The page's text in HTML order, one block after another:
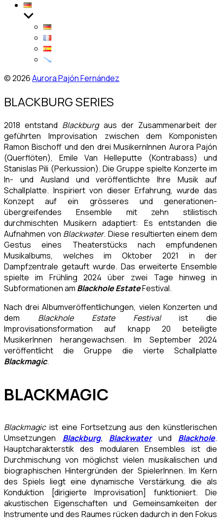
Untermenü
anzeigen
© 2026Aurora Pajón Fernández
BLACKBURG SERIES
2018 entstand Blackburgaus der Zusammenarbeit der
geführten Improvisation zwischen dem Komponisten
Ramon Bischoff und den drei MusikernInnen Aurora Pajón
(Querflöten), Emile Van Helleputte (Kontrabass) und
Stanislas Pili (Perkussion). Die Gruppe spielte Konzerte im
In- und Ausland und veröffentlichte Ihre Musik auf
Schallplatte. Inspiriert von dieser Erfahrung, wurde das
Konzept auf ein grösseres und generationen-
übergreifendes Ensemble mit zehn stilistisch
durchmischten Musikern adaptiert: Es entstanden die
Aufnahmen von Blackwater. Diese resultierten einem dem
Gestus eines Theaterstücks nach empfundenen
Musikalbums, welches im Oktober 2021 in der
Dampfzentrale getauft wurde. Das erweiterte Ensemble
spielte im Frühling 2024 über zwei Tage hinweg in
Subformationen am Blackhole EstateFestival.
Nach drei Albumveröffentlichungen, vielen Konzerten und
dem Blackhole Estate Festival ist die
Improvisationsformation auf knapp 20 beteiligte
MusikerInnen herangewachsen. Im September 2024
veröffentlicht die Gruppe die vierte Schallplatte
Blackmagic.
BLACKMAGIC
Blackmagic ist eine Fortsetzung aus den künstlerischen
Umsetzungen Blackburg, Blackwater und Blackhole.
Hauptcharakterstik des modularen Ensembles ist die
Durchmischung von möglichst vielen musikalischen und
biographischen Hintergründen der SpielerInnen. Im Kern
des Spiels liegt eine dynamische Verstärkung, die als
Konduktion [dirigierte Improvisation] funktioniert. Die
akustischen Eigenschaften und Gemeinsamkeiten der
Instrumente und des Raumes rücken dadurch in den Fokus